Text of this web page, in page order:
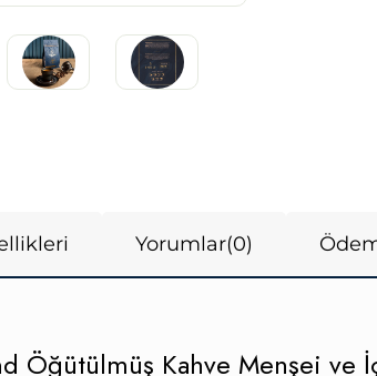
Yorumlar(0)
Öğütülmüş Kahve Menşei ve